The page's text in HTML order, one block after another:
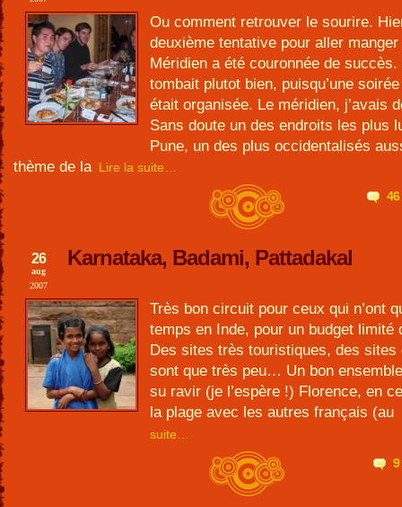
Ou comment retrouver le sourire.
deuxième tentative pour aller manger
Méridien a été couronnée de succès.
tombait plutot bien, puisqu’une
était organisée. Le méridien, j’avais
Sans doute un des endroits les plus
Pune, un des plus occidentalisés
thème de la Lire la suite…
Karnataka, Badami, Pattadakal
26
aug
2007
Très bon circuit pour ceux qui n’ont
temps en Inde, pour un budget limité
Des sites très touristiques, des sites
sont que très peu… Un bon
su ravir (je l’espère !) Florence, en
la plage avec les autres français (au
suite…
9